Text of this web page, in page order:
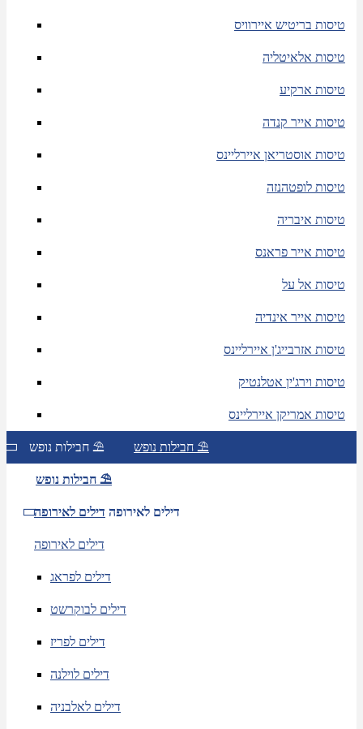
טיסות בריטיש איירוויס
טיסות אלאיטליה
טיסות ארקיע
טיסות אייר קנדה
טיסות אוסטריאן איירליינס
טיסות לופטהנזה
טיסות איבריה
טיסות אייר פראנס
טיסות אל על
טיסות אייר אינדיה
טיסות אזרבייג'ן איירליינס
טיסות וירג'ין אטלנטיק
טיסות אמריקן איירליינס
חבילות נופש ⛱ חבילות נופש ⛱
חבילות נופש ⛱
דילים לאירופה דילים לאירופה
דילים לאירופה
דילים לפראג
דילים לבוקרשט
דילים לפריז
דילים לוילנה
דילים לאלבניה